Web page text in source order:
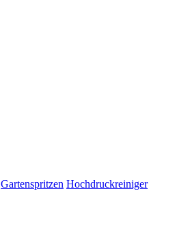
Gartenspritzen Hochdruckreiniger